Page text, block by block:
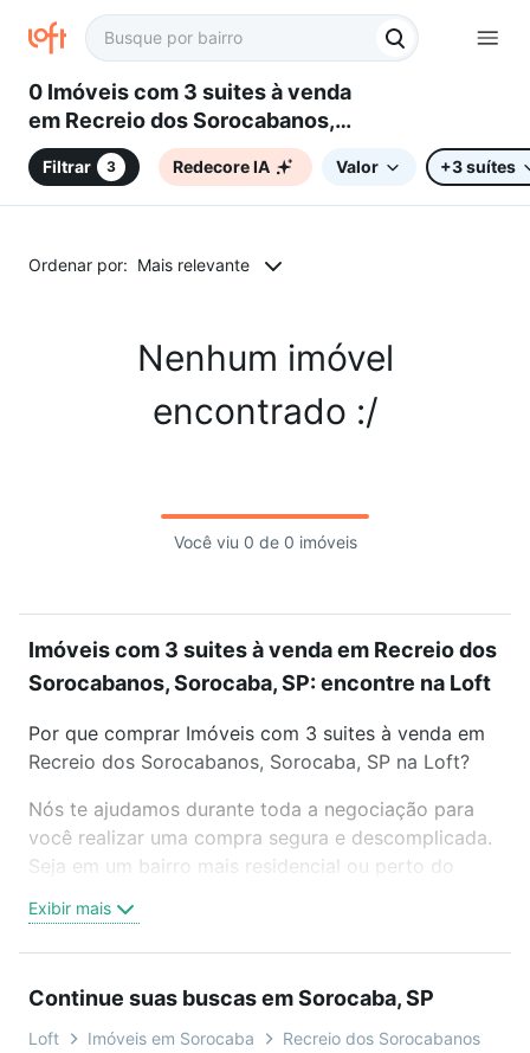
0 Imóveis com 3 suites à venda
em Recreio dos Sorocabanos,
Sorocaba, SP
Filtrar 3 Redecore IA Valor +3 suítes
Ordenar por: Mais relevante
Nenhum imóvel
encontrado :/
Você viu 0 de 0 imóveis
Imóveis com 3 suites à venda em Recreio dos
Sorocabanos, Sorocaba, SP: encontre na Loft
Por que comprar Imóveis com 3 suites à venda em
Recreio dos Sorocabanos, Sorocaba, SP na Loft?
Nós te ajudamos durante toda a negociação para
você realizar uma compra segura e descomplicada.
Seja em um bairro mais residencial ou perto do
oferta ideal de Imóveis com 3 suites à venda em
Recreio dos Sorocabanos, Sorocaba, SP para
ou por videochamada, é grátis, sem compromisso e
você ainda conta com mais de 46 mil corretores e
Exibir mais
Continue suas buscas em Sorocaba, SP
Loft Imóveis em Sorocaba Recreio dos Sorocabanos